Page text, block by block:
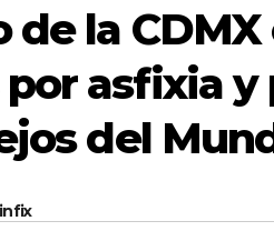
de la
asfixia
del